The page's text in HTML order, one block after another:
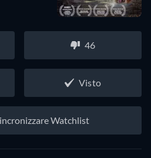
46
Visto
Watchlist